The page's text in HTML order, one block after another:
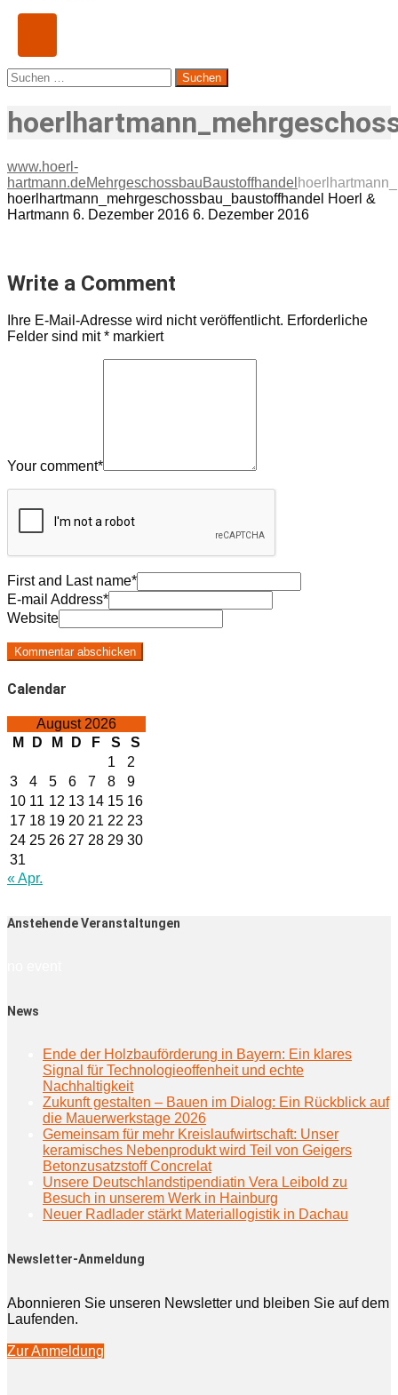
Suchen
nach:
www.hoerl-
hartmann.deMehrgeschossbauBaustoffhandel
hoerlhartmann_mehrgeschossbau_baustoffhandel Hoerl &
Hartmann 6. Dezember 2016 6. Dezember 2016
Write a Comment
Ihre E-Mail-Adresse wird nicht veröffentlicht. Erforderliche
Felder sind mit* markiert
Your comment*
First and Last name*
E-mail Address*
Website
Calendar
August 2026
M
D M D F S
S
1
2
3
4 5 6 7 8
9
10 11 12 13 14 15 16
17 18 19 20 21 22 23
24 25 26 27 28 29 30
31
« Apr.
Anstehende Veranstaltungen
News
Ende der Holzbauförderung in Bayern: Ein klares
Signal für Technologieoffenheit und echte
Nachhaltigkeit
Zukunft gestalten – Bauen im Dialog: Ein Rückblick auf
die Mauerwerkstage 2026
Gemeinsam für mehr Kreislaufwirtschaft: Unser
keramisches Nebenprodukt wird Teil von Geigers
Betonzusatzstoff Concrelat
Unsere Deutschlandstipendiatin Vera Leibold zu
Besuch in unserem Werk in Hainburg
Neuer Radlader stärkt Materiallogistik in Dachau
Newsletter-Anmeldung
Abonnieren Sie unseren Newsletter und bleiben Sie auf dem
Laufenden.
Zur Anmeldung